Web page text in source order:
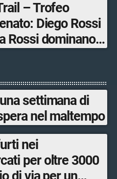
di Valtellina
– Trofeo
Diego Rossi
Rossi dominano
settimana di
nel maltempo
nei
per oltre 3000